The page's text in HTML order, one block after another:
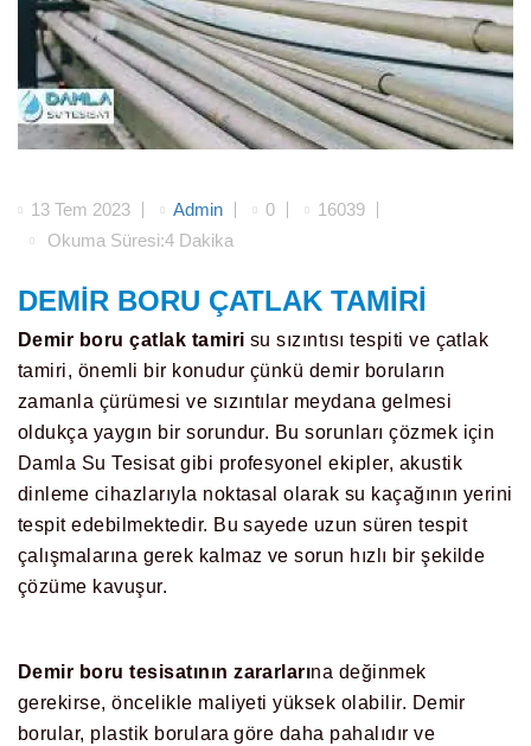
13 Tem 2023 Admin 0
16039
Okuma Süresi:4 Dakika
DEMIR BORU ÇATLAK TAMIRI
Demir boru çatlak tamiri su sızıntısı tespiti ve çatlak
tamiri, önemli bir konudur çünkü demir boruların
zamanla çürümesi ve sızıntılar meydana gelmesi
oldukça yaygın bir sorundur. Bu sorunları çözmek için
Damla Su Tesisat gibi profesyonel ekipler, akustik
dinleme cihazlarıyla noktasal olarak su kaçağının yerini
tespit edebilmektedir. Bu sayede uzun süren tespit
çalışmalarına gerek kalmaz ve sorun hızlı bir şekilde
çözüme kavuşur.
Demir boru tesisatının zararlarına değinmek
gerekirse, öncelikle maliyeti yüksek olabilir. Demir
borular, plastik borulara göre daha pahalıdır ve